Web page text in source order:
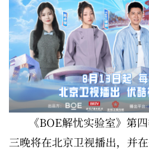
《BOE解忧实验室》第
三晚将在北京卫视播出，并